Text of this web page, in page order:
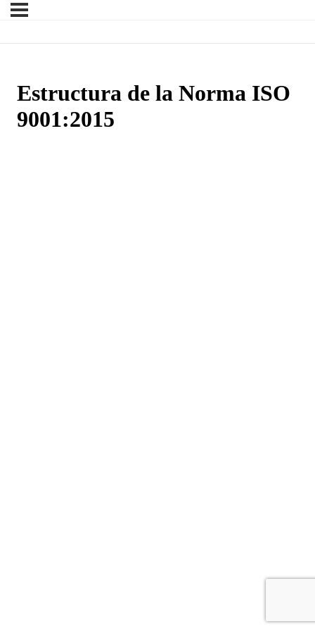
Estructura de la Norma ISO
9001:2015